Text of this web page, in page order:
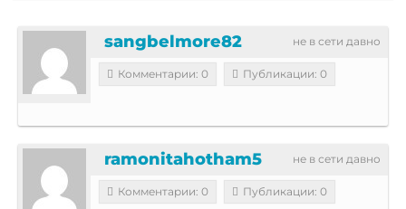
не в сети давно
sangbelmore82
Комментарии: 0 Публикации: 0
не в сети давно
ramonitahotham5
Комментарии: 0 Публикации: 0